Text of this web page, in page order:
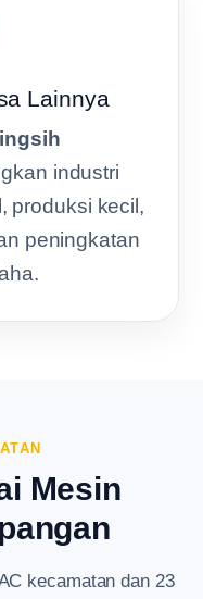
Lainnya
industri
produksi kecil,
peningkatan
Mesin
kecamatan dan 23